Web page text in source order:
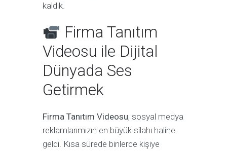
kaldık.
Firma Tanıtım
Videosu ile Dijital
Dünyada Ses
Getirmek
Firma Tanıtım Videosu, sosyal medya
reklamlarımızın en büyük silahı haline
geldi. Kısa sürede binlerce kişiye